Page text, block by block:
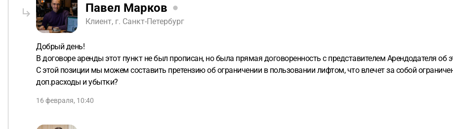
Павел Марков
Клиент, г. Санкт-Петербург
Добрый день!
В договоре аренды этот пункт не был прописан, но была прямая договоренность с представителем Арендодателя об
С этой позиции мы можем составить претензию об ограничении в пользовании лифтом, что влечет за собой
доп.расходы и убытки?
16 февраля, 10:40